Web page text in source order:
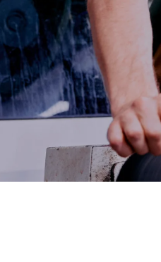
Sortiment für Damen und
WINTER
Skiservice
Pistenflitzer-Miete
Bootfitting